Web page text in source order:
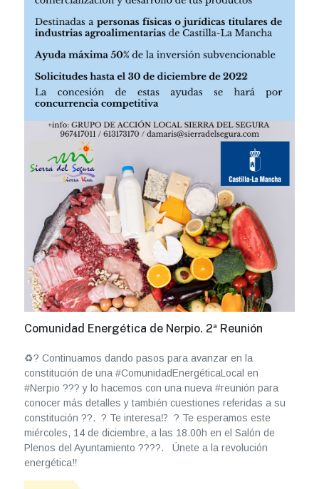
Comunidad Energética de Nerpio. 2ª Reunión
♻️? Continuamos dando pasos para avanzar en la
constitución de una #ComunidadEnergéticaLocal en
#Nerpio ??? y lo hacemos con una nueva #reunión para
conocer más detalles y también cuestiones referidas a su
constitución ??. ? Te interesa⁉️ ? Te esperamos este
miércoles, 14 de diciembre, a las 18.00h en el Salón de
Plenos del Ayuntamiento ????. Únete a la revolución
energética‼️